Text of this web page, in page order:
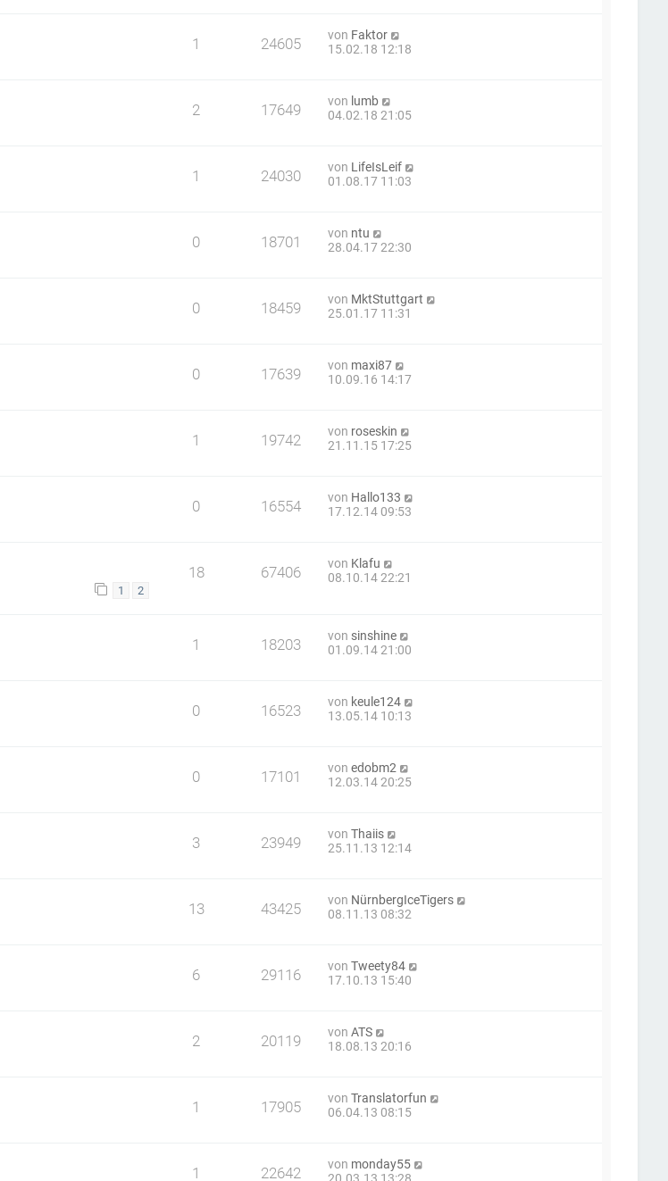
1 24605 von Faktor
15.02.18 12:18
2 17649 von lumb
04.02.18 21:05
1 24030 von LifeIsLeif
01.08.17 11:03
0 18701 von ntu
28.04.17 22:30
0 18459 von MktStuttgart
25.01.17 11:31
0 17639 von maxi87
10.09.16 14:17
1 19742 von roseskin
21.11.15 17:25
0 16554 von Hallo133
17.12.14 09:53
1 2
18 67406 von Klafu
08.10.14 22:21
1 18203 von sinshine
01.09.14 21:00
0 16523 von keule124
13.05.14 10:13
0 17101 vonedobm2
12.03.14 20:25
3 23949 vonThaiis
25.11.13 12:14
13 43425 von NürnbergIceTigers
08.11.13 08:32
6 29116 vonTweety84
17.10.13 15:40
2 20119 vonATS
18.08.13 20:16
1 17905 vonTranslatorfun
06.04.13 08:15
1 22642 von monday55